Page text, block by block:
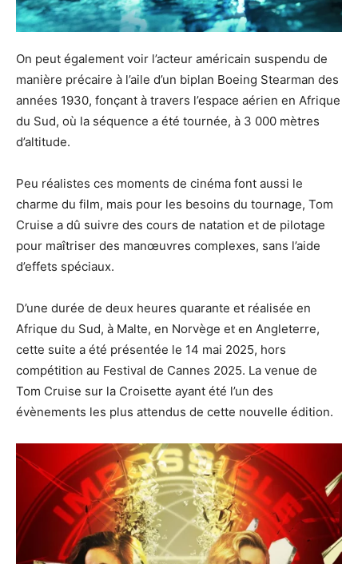
On peut également voir l’acteur américain suspendu de
manière précaire à l’aile d’un biplan Boeing Stearman des
années 1930, fonçant à travers l’espace aérien en Afrique
du Sud, où la séquence a été tournée, à 3 000 mètres
d’altitude.
Peu réalistes ces moments de cinéma font aussi le
charme du film, mais pour les besoins du tournage, Tom
Cruise a dû suivre des cours de natation et de pilotage
pour maîtriser des manœuvres complexes, sans l’aide
d’effets spéciaux.
D’une durée de deux heures quarante et réalisée en
Afrique du Sud, à Malte, en Norvège et en Angleterre,
cette suite a été présentée le 14 mai 2025, hors
compétition au Festival de Cannes 2025. La venue de
Tom Cruise sur la Croisette ayant été l’un des
évènements les plus attendus de cette nouvelle édition.